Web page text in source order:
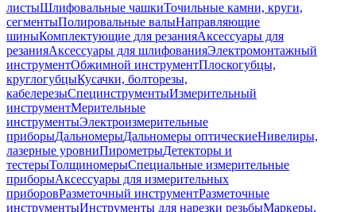
листыШлифовальные чашкиТочильные камни, круги,
сегментыПолировальные валыНаправляющие
шиныКомплектующие для резанияАксессуары для
резанияАксессуары для шлифованияЭлектромонтажный
инструментОбжимной инструментПлоскогубцы,
круглогубцыКусачки, болторезы,
кабелерезыСпецинструментыИзмерительный
инструментМерительные
инструментыЭлектроизмерительные
приборыДальномерыДальномеры оптическиеНивелиры,
лазерные уровниПирометрыДетекторы и
тестерыТолщиномерыСпециальные измерительные
приборыАксессуары для измерительных
приборовРазметочный инструментРазметочные
инструментыИнструменты для нарезки резьбыМаркеры,